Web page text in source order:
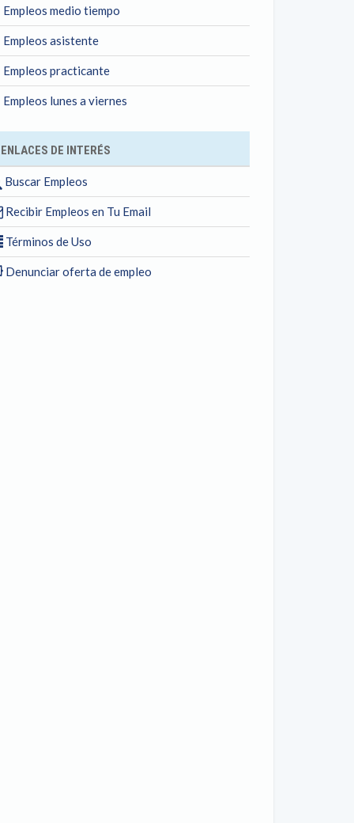
Empleos medio tiempo
Empleos asistente
Empleos practicante
Empleos lunes a viernes
ENLACES DE INTERÉS
Buscar Empleos
Recibir Empleos en Tu Email
Términos de Uso
Denunciar oferta de empleo